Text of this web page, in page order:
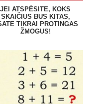
JEI ATSPĖSITE, KOKS
SKAIČIUS BUS KITAS,
TIKRAI PROTINGAS
ŽMOGUS!